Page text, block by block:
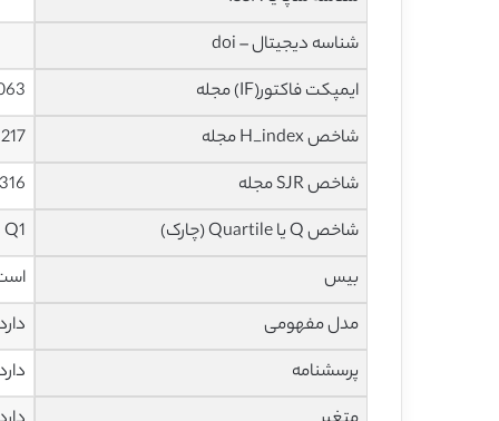
شناسه دیجیتال – doi
ایمپکت فاکتور(IF) مجله
11.063
شاخص H_index مجله
217 در سال 2022
شاخص SJR مجله
2.316 در
شاخص Q یا Quartile (چارک)
Q1 در سال 2020
بیس
مدل مفهومی
پرسشنامه